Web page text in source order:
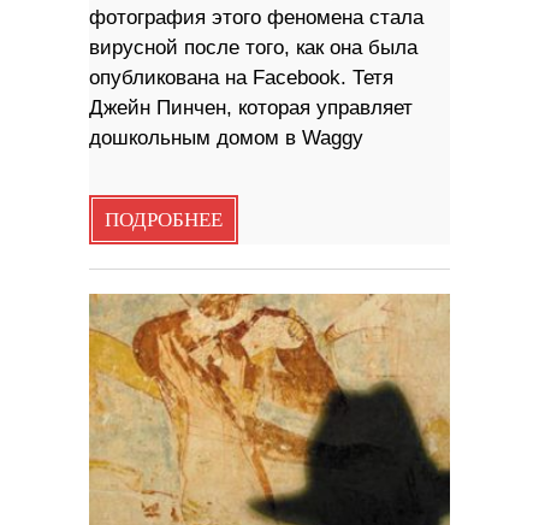
фотография этого феномена стала
вирусной после того, как она была
опубликована на Facebook. Тетя
Джейн Пинчен, которая управляет
дошкольным домом в Waggy
ПОДРОБНЕЕ